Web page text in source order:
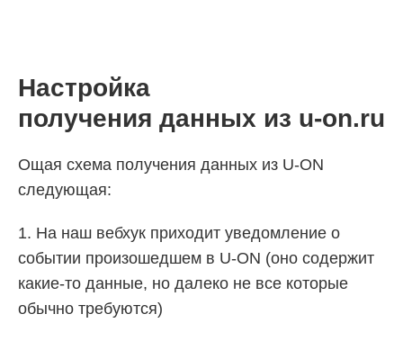
Настройка
получения данных из u-on.ru
Ощая схема получения данных из U-ON
следующая:
1. На наш вебхук приходит уведомление о
событии произошедшем в U-ON (оно содержит
какие-то данные, но далеко не все которые
обычно требуются)